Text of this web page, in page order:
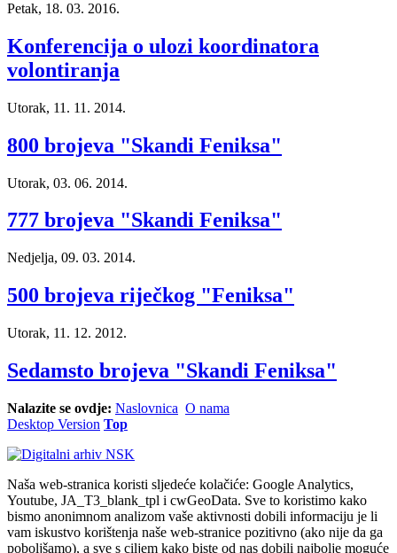
Petak, 18. 03. 2016.
Konferencija o ulozi koordinatora
volontiranja
Utorak, 11. 11. 2014.
800 brojeva "Skandi Feniksa"
Utorak, 03. 06. 2014.
777 brojeva "Skandi Feniksa"
Nedjelja, 09. 03. 2014.
500 brojeva riječkog "Feniksa"
Utorak, 11. 12. 2012.
Sedamsto brojeva "Skandi Feniksa"
Nalazite se ovdje: Naslovnica O nama
Desktop Version Top
Naša web-stranica koristi sljedeće kolačiće: Google Analytics,
Youtube, JA_T3_blank_tpl i cwGeoData. Sve to koristimo kako
bismo anonimnom analizom vaše aktivnosti dobili informaciju je li
vam iskustvo korištenja naše web-stranice pozitivno (ako nije da ga
poboljšamo), a sve s ciljem kako biste od nas dobili najbolje moguće